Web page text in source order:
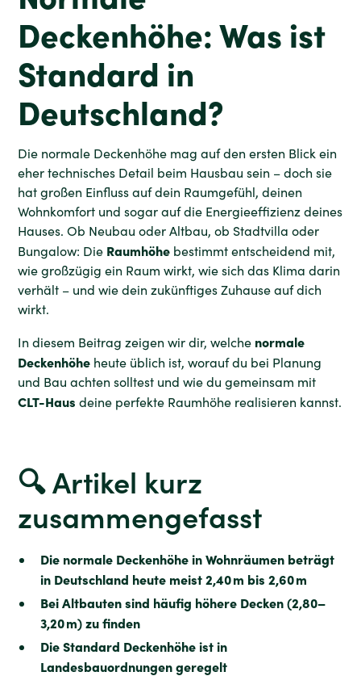
Deckenhöhe: Was ist
Standard in
Deutschland?
Die normale Deckenhöhe mag auf den ersten Blick ein
eher technisches Detail beim Hausbau sein – doch sie
hat großen Einfluss auf dein Raumgefühl, deinen
Wohnkomfort und sogar auf die Energieeffizienz deines
Hauses. Ob Neubau oder Altbau, ob Stadtvilla oder
Bungalow: Die Raumhöhe bestimmt entscheidend mit,
wie großzügig ein Raum wirkt, wie sich das Klima darin
verhält – und wie dein zukünftiges Zuhause auf dich
wirkt.
In diesem Beitrag zeigen wir dir, welche normale
Deckenhöhe heute üblich ist, worauf du bei Planung
und Bau achten solltest und wie du gemeinsam mit
CLT-Haus deine perfekte Raumhöhe realisieren kannst.
🔍 Artikel kurz
zusammengefasst
Die normale Deckenhöhe in Wohnräumen beträgt
in Deutschland heute meist 2,40 m bis 2,60 m
Bei Altbauten sind häufig höhere Decken (2,80–
3,20 m) zu finden
Die Standard Deckenhöhe ist in
Landesbauordnungen geregelt